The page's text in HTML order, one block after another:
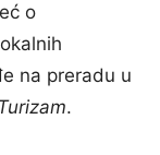
o
na preradu u
.